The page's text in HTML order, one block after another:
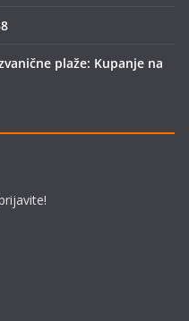
plaže: Kupanje na